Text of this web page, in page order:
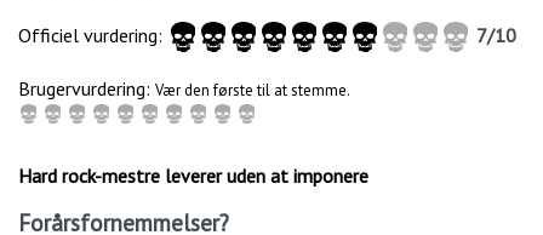
Officiel vurdering:
7/10
Brugervurdering: Vær den første til at stemme.
Hard rock-mestre leverer uden at imponere
Forårsfornemmelser?